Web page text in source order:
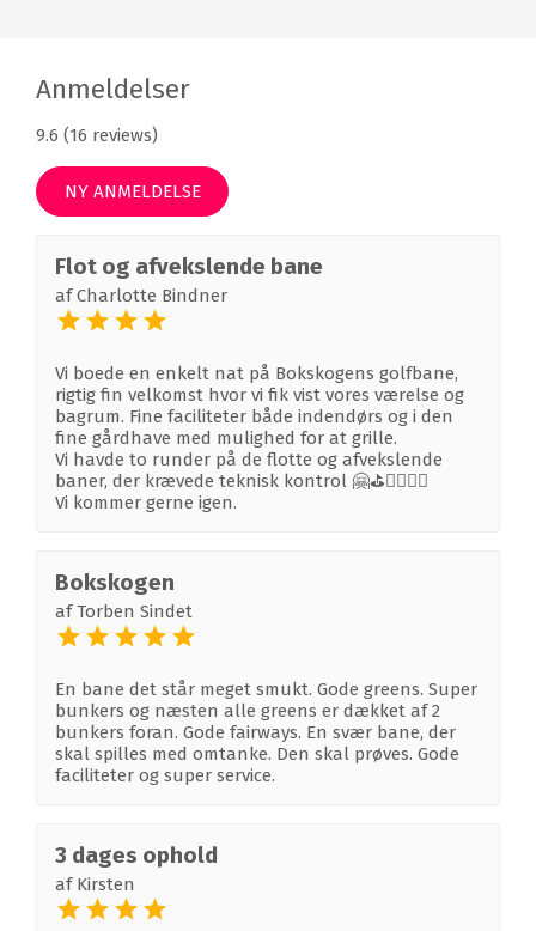
Anmeldelser
9.6 (16 reviews)
NY ANMELDELSE
Flot og afvekslende bane
afCharlotte Bindner
Vi boede en enkelt nat på Bokskogens golfbane,
rigtig fin velkomst hvor vi fik vist vores værelse og
bagrum. Fine faciliteter både indendørs og i den
fine gårdhave med mulighed for at grille.
Vi havde to runder på de flotte og afvekslende
baner, der krævede teknisk kontrol 🤗⛳️🏌️‍♂️🏌️‍♀️
Vi kommer gerne igen.
Bokskogen
afTorben Sindet
En bane det står meget smukt. Gode greens. Super
bunkers og næsten alle greens er dækket af 2
bunkers foran. Gode fairways. En svær bane, der
skal spilles med omtanke. Den skal prøves. Gode
faciliteter og super service.
3 dages ophold
af Kirsten